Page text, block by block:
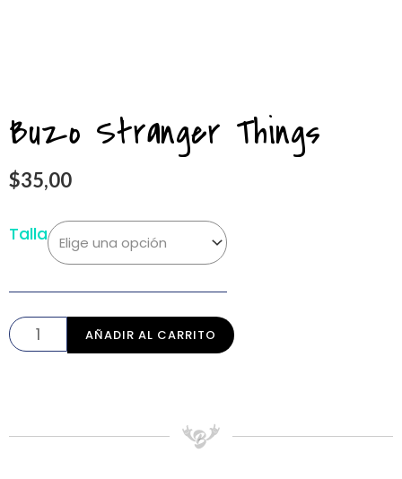
Buzo Stranger Things
$35,00
Talla
AÑADIR AL CARRITO